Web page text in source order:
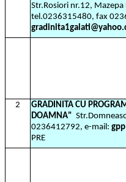
Str.Rosiori nr.12, Mazepa
tel.0236315480, fax
2
GRADINITA CU
DOAMNA"
0236412792, e-mail:
PRE